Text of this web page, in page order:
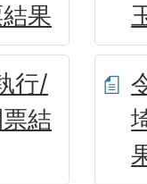
果
行/
結